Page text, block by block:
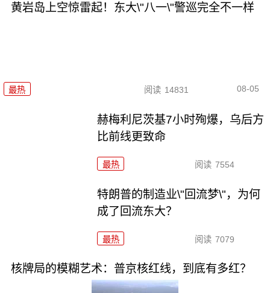
黄岩岛上空惊雷起！东大\"八一\"警巡完全不一样
最热 阅读 14831 08-05
赫梅利尼茨基7小时殉爆，乌后方
比前线更致命
最热 阅读 7554
特朗普的制造业\"回流梦\"，为何
成了回流东大？
最热 阅读 7079
核牌局的模糊艺术：普京核红线，到底有多红？